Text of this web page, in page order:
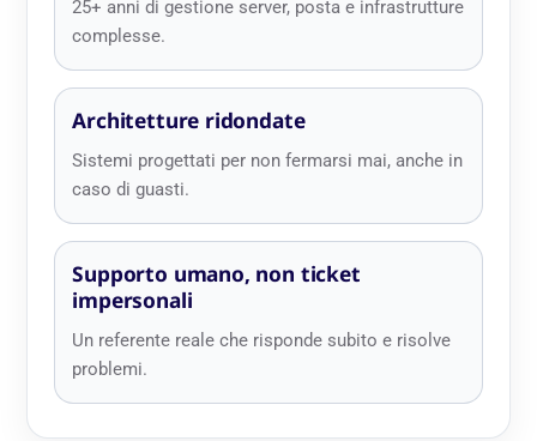
25+ anni di gestione server, posta e infrastrutture
complesse.
Architetture ridondate
Sistemi progettati per non fermarsi mai, anche in
caso di guasti.
Supporto umano, non ticket
impersonali
Un referente reale che risponde subito e risolve
problemi.